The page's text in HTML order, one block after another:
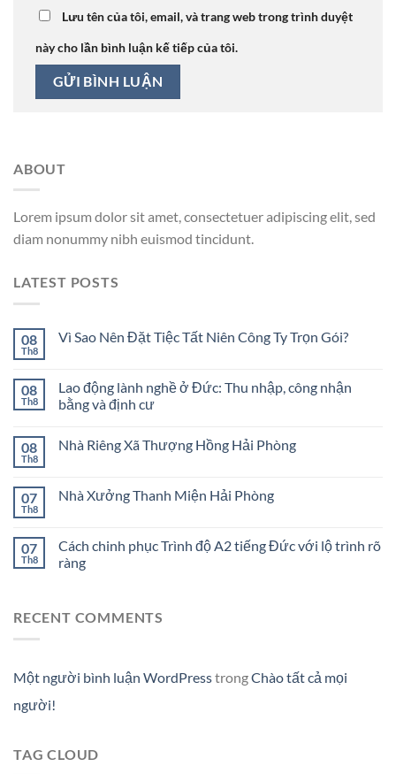
Lưu tên của tôi, email, và trang web trong trình duyệt
này cho lần bình luận kế tiếp của tôi.
ABOUT
Lorem ipsum dolor sit amet, consectetuer adipiscing elit, sed
diam nonummy nibh euismod tincidunt.
LATEST POSTS
08
Th8
Vì Sao Nên Đặt Tiệc Tất Niên Công Ty Trọn Gói?
08
Th8
Lao động lành nghề ở Đức: Thu nhập, công nhận
bằng và định cư
08
Th8
Nhà Riêng Xã Thượng Hồng Hải Phòng
07
Th8
Nhà Xưởng Thanh Miện Hải Phòng
07
Th8
Cách chinh phục Trình độ A2 tiếng Đức với lộ trình rõ
ràng
RECENT COMMENTS
Một người bình luận WordPresstrongChào tất cả mọi
người!
TAG CLOUD